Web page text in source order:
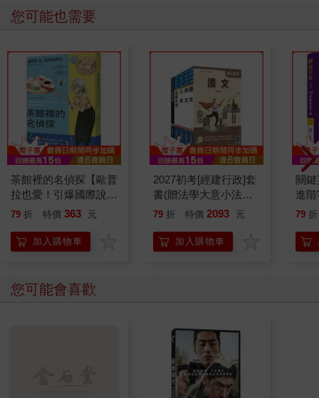
您可能也需要
茶館裡的名偵探【歐普
拉也愛！引爆國際說書
網紅數十萬則好評《茶
79 折 特價 363 元
加入購物車
2027初考[經建行政]套
書(贈法學大意小法
典、國文複選題答題技
79 折 特價 2093 元
加入購物車
關
進
6】
79 折
您可能會喜歡